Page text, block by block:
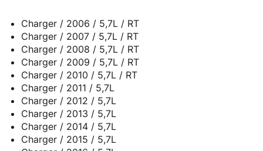
Charger / 2006 / 5,7L / RT
Charger / 2007 / 5,7L / RT
Charger / 2008 / 5,7L / RT
Charger / 2009 / 5,7L / RT
Charger / 2010 / 5,7L / RT
Charger / 2011 / 5,7L
Charger / 2012 / 5,7L
Charger / 2013 / 5,7L
Charger / 2014 / 5,7L
Charger / 2015 / 5,7L